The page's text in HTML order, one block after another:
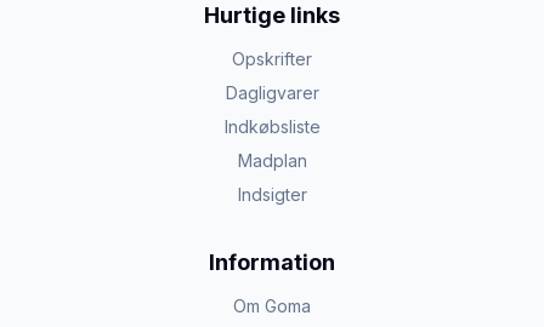
Hurtige links
Opskrifter
Dagligvarer
Indkøbsliste
Madplan
Indsigter
Information
Om Goma